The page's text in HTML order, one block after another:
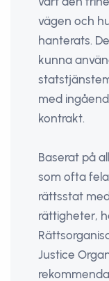
vägen och
hanterats.
kunna
med
kontrakt.
Baserat på
som ofta
rättsstat
rättigheter,
Justice